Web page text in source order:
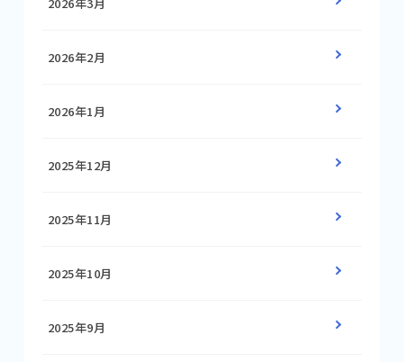
2026年2月
2026年1月
2025年12月
2025年11月
2025年10月
2025年9月